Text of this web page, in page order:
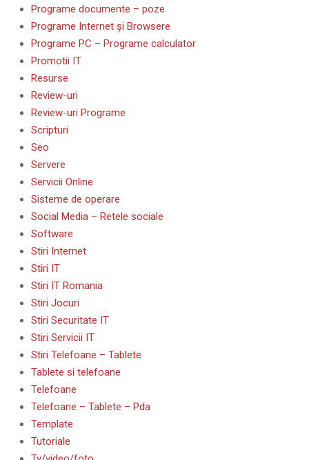
Programe documente – poze
Programe Internet și Browsere
Programe PC – Programe calculator
Promotii IT
Resurse
Review-uri
Review-uri Programe
Scripturi
Seo
Servere
Servicii Online
Sisteme de operare
Social Media – Retele sociale
Software
Stiri Internet
Stiri IT
Stiri IT Romania
Stiri Jocuri
Stiri Securitate IT
Stiri Servicii IT
Stiri Telefoane – Tablete
Tablete si telefoane
Telefoane
Telefoane – Tablete – Pda
Template
Tutoriale